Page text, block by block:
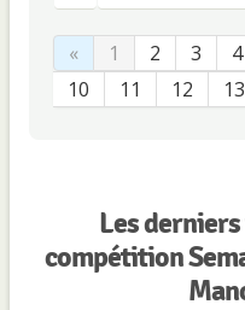
« 1 2 3 4
10
11 12 13
Les
compétition